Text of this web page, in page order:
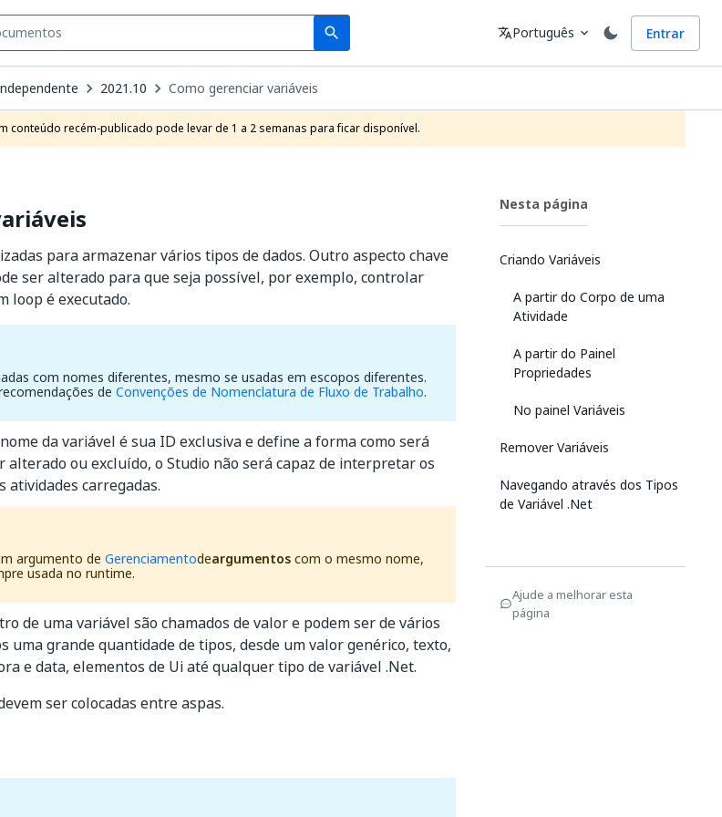
search
Search Idioma
translatePortuguês expand_more Entrar
2021.10 Como gerenciar variáveis
conteúdo recém-publicado pode levar de 1 a 2 semanas para ficar disponível.
para armazenar vários tipos de dados. Outro aspecto chave
ser alterado para que seja possível, por exemplo, controlar
loop é executado.
com nomes diferentes, mesmo se usadas em escopos diferentes.
de Convenções de Nomenclatura de Fluxo de Trabalho.
da variável é sua ID exclusiva e define a forma como será
alterado ou excluído, o Studio não será capaz de interpretar os
atividades carregadas.
argumento de Gerenciamentodeargumentoscom o mesmo nome,
usada no runtime.
de uma variável são chamados de valor e podem ser de vários
uma grande quantidade de tipos, desde um valor genérico, texto,
e data, elementos de Ui até qualquer tipo de variável .Net.
ser colocadas entre aspas.
Nesta página
Criando Variáveis
A partir do Corpo de uma
Atividade
A partir do Painel
Propriedades
No painel Variáveis
Remover Variáveis
Navegando através dos Tipos
de Variável .Net
Ajude a melhorar esta
página